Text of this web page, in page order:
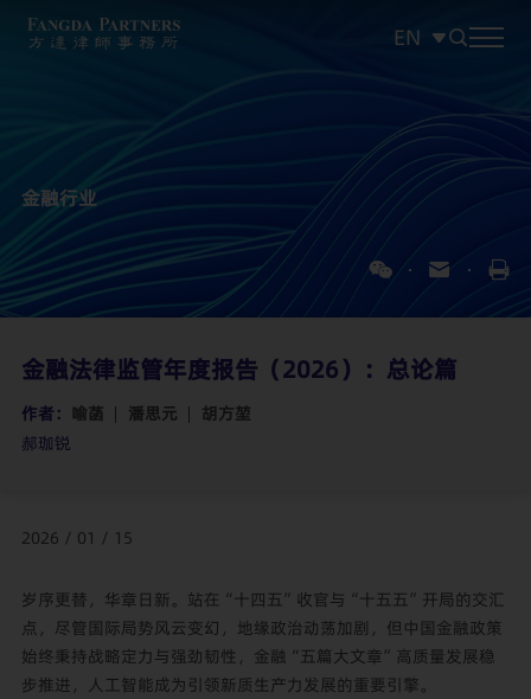
EN
日本語
金融行业
金融法律监管年度报告（2026）：总论篇
作者： 喻菡 潘思元
胡方堃
郝珈锐
2026 / 01 / 15
岁序更替，华章日新。站在“十四五”收官与“十五五”开局的交汇
点，尽管国际局势风云变幻，地缘政治动荡加剧，但中国金融政策
始终秉持战略定力与强劲韧性，金融“五篇大文章”高质量发展稳
步推进，人工智能成为引领新质生产力发展的重要引擎。